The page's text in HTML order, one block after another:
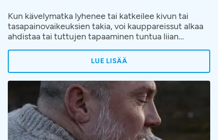
Kun kävelymatka lyhenee tai katkeilee kivun tai
tasapainovaikeuksien takia, voi kauppareissut alkaa
ahdistaa tai tuttujen tapaaminen tuntua liian
kävelyn hankaloituminen hyväksytään helposti
Aavaan on avattu kävelyklinikka, jonne voi hakeutua
ilman lähetettä, kun kävely on alkanut rajoittaa
elämää.
LUE LISÄÄ